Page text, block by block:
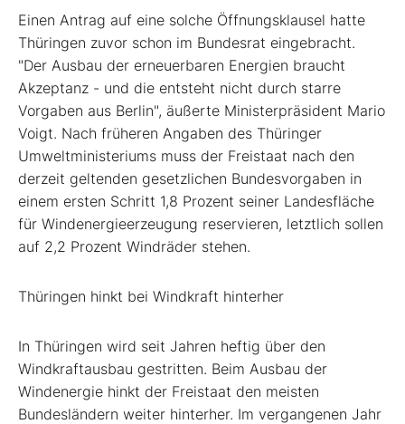
Einen Antrag auf eine solche Öffnungsklausel hatte
Thüringen zuvor schon im Bundesrat eingebracht.
"Der Ausbau der erneuerbaren Energien braucht
Akzeptanz - und die entsteht nicht durch starre
Vorgaben aus Berlin", äußerte Ministerpräsident Mario
Voigt. Nach früheren Angaben des Thüringer
Umweltministeriums muss der Freistaat nach den
derzeit geltenden gesetzlichen Bundesvorgaben in
einem ersten Schritt 1,8 Prozent seiner Landesfläche
für Windenergieerzeugung reservieren, letztlich sollen
auf 2,2 Prozent Windräder stehen.
Thüringen hinkt bei Windkraft hinterher
In Thüringen wird seit Jahren heftig über den
Windkraftausbau gestritten. Beim Ausbau der
Windenergie hinkt der Freistaat den meisten
Bundesländern weiter hinterher. Im vergangenen Jahr